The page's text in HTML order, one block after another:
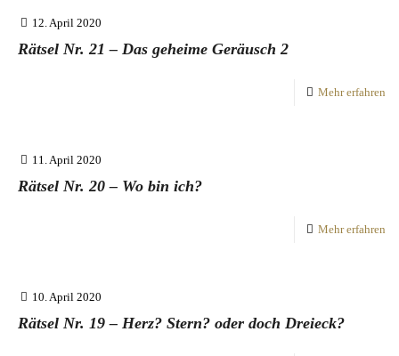
12. April 2020
Rätsel Nr. 21 – Das geheime Geräusch 2
Mehr erfahren
11. April 2020
Rätsel Nr. 20 – Wo bin ich?
Mehr erfahren
10. April 2020
Rätsel Nr. 19 – Herz? Stern? oder doch Dreieck?